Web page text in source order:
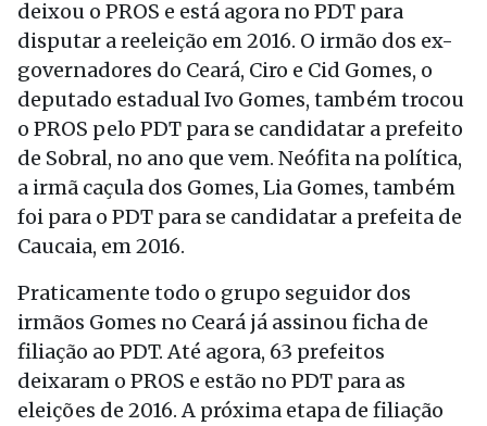
deixou o PROS e está agora no PDT para
disputar a reeleição em 2016. O irmão dos ex-
governadores do Ceará, Ciro e Cid Gomes, o
deputado estadual Ivo Gomes, também trocou
o PROS pelo PDT para se candidatar a prefeito
de Sobral, no ano que vem. Neófita na política,
a irmã caçula dos Gomes, Lia Gomes, também
foi para o PDT para se candidatar a prefeita de
Caucaia, em 2016.
Praticamente todo o grupo seguidor dos
irmãos Gomes no Ceará já assinou ficha de
filiação ao PDT. Até agora, 63 prefeitos
deixaram o PROS e estão no PDT para as
eleições de 2016. A próxima etapa de filiação